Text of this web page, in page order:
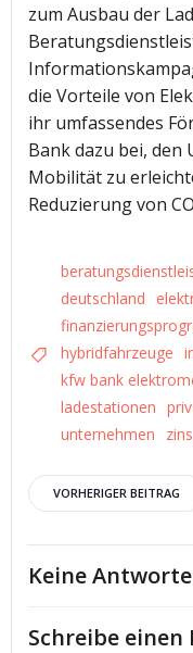
zum Ausbau der
die Vorteile von
ihr umfassendes
Bank dazu bei,
Mobilität zu
Reduzierung von
deutschland
hybridfahrzeuge
kfw bank
ladestationen
unternehmen
VORHERIGER BEITRAG
Keine
Schreibe